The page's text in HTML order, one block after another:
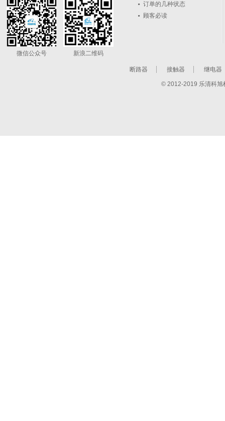
微信公众号 新浪二维码
订单的几种状态
顾客必读
断路器 接触器 继电器
© 2012-2019 乐清科旭